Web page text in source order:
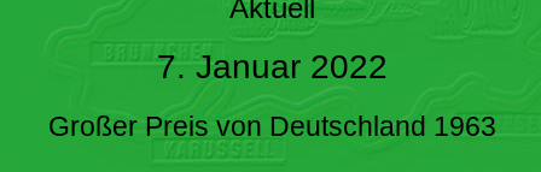
Aktuell
7. Januar 2022
Großer Preis von Deutschland 1963